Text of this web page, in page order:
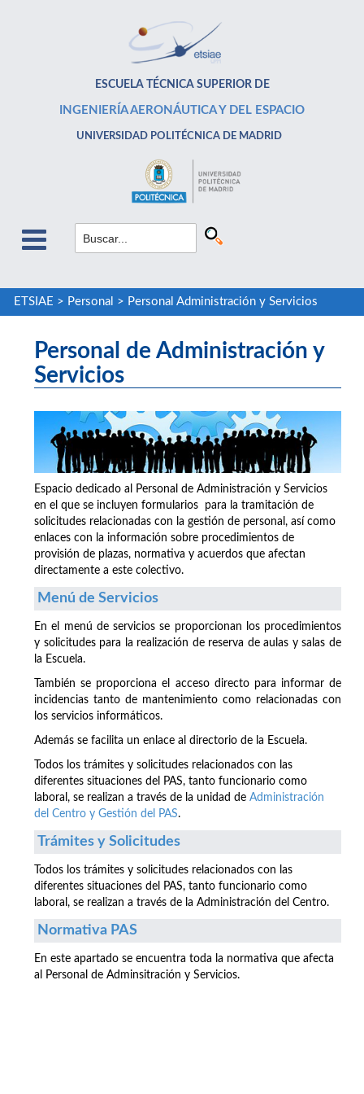
ESCUELA TÉCNICA SUPERIOR DE
INGENIERÍA AERONÁUTICA Y DEL ESPACIO
UNIVERSIDAD POLITÉCNICA DE MADRID
ETSIAE > Personal > Personal Administración y Servicios
Personal de Administración y
Servicios
Espacio dedicado al Personal de Administración y Servicios
en el que se incluyen formularios para la tramitación de
solicitudes relacionadas con la gestión de personal, así como
enlaces con la información sobre procedimientos de
provisión de plazas, normativa y acuerdos que afectan
directamente a este colectivo.
Menú de Servicios
En el menú de servicios se proporcionan los procedimientos
y solicitudes para la realización de reserva de aulas y salas de
la Escuela.
También se proporciona el acceso directo para informar de
incidencias tanto de mantenimiento como relacionadas con
los servicios informáticos.
Además se facilita un enlace al directorio de la Escuela.
Todos los trámites y solicitudes relacionados con las
diferentes situaciones del PAS, tanto funcionario como
laboral, se realizan a través de la unidad de Administración
del Centro y Gestión del PAS.
Trámites y Solicitudes
Todos los trámites y solicitudes relacionados con las
diferentes situaciones del PAS, tanto funcionario como
laboral, se realizan a través de la Administración del Centro.
Normativa PAS
En este apartado se encuentra toda la normativa que afecta
al Personal de Adminsitración y Servicios.